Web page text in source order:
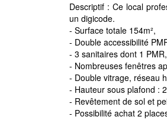
Descriptif : Ce local
un digicode.
- Surface totale 154m²,
- Double accessibilité
- 3 sanitaires dont 1 PMR,
- Nombreuses fenêtres
- Double vitrage, réseau
- Hauteur sous plafond :
- Revêtement de sol et
- Possibilité achat 2